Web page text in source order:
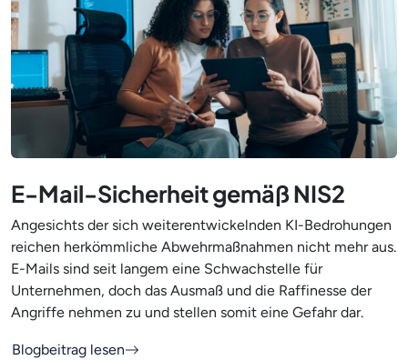
E-Mail-Sicherheit gemäß NIS2
Angesichts der sich weiterentwickelnden KI-Bedrohungen
reichen herkömmliche Abwehrmaßnahmen nicht mehr aus.
E-Mails sind seit langem eine Schwachstelle für
Unternehmen, doch das Ausmaß und die Raffinesse der
Angriffe nehmen zu und stellen somit eine Gefahr dar.
Blogbeitrag lesen